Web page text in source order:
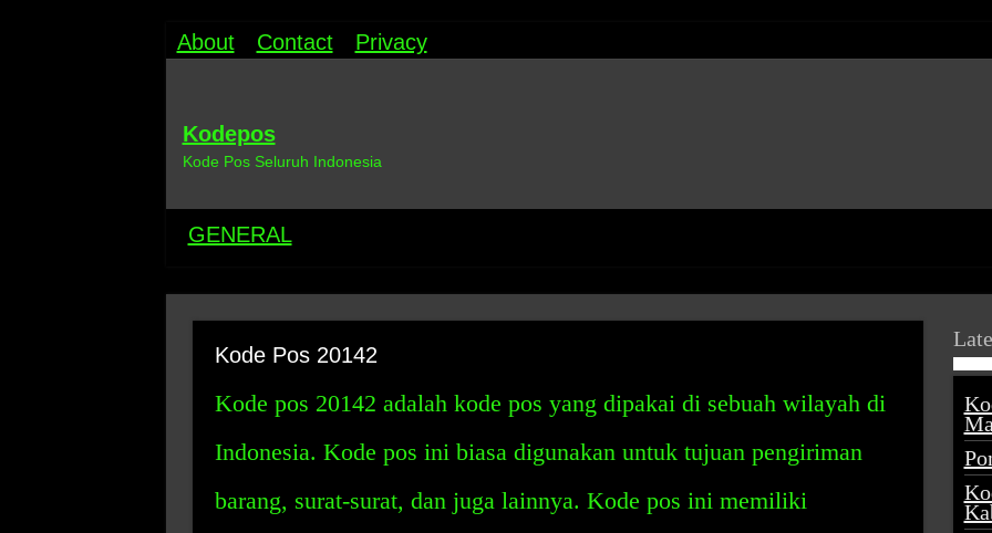
About Contact Privacy
Kodepos
Kode Pos Seluruh Indonesia
GENERAL
Kode Pos 20142
Kode pos 20142 adalah kode pos yang dipakai di sebuah wilayah di
Indonesia. Kode pos ini biasa digunakan untuk tujuan pengiriman
barang, surat-surat, dan juga lainnya. Kode pos ini memiliki